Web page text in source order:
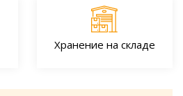
Хранение на складе